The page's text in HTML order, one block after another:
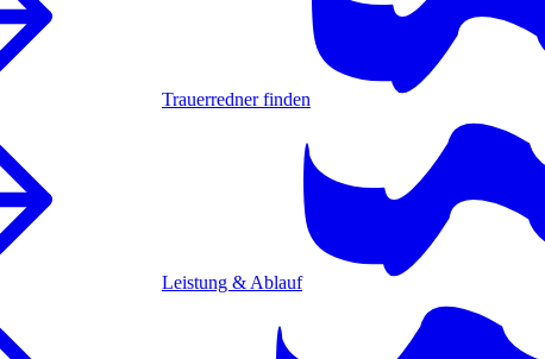
Trauerredner finden
Leistung & Ablauf